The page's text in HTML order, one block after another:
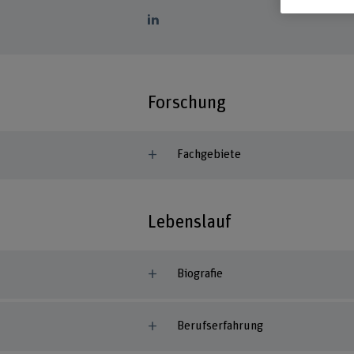
Forschung
Fachgebiete
Lebenslauf
Biografie
Berufserfahrung